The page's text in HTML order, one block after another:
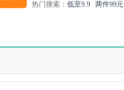
热门搜索： 低至9.9 两件99元